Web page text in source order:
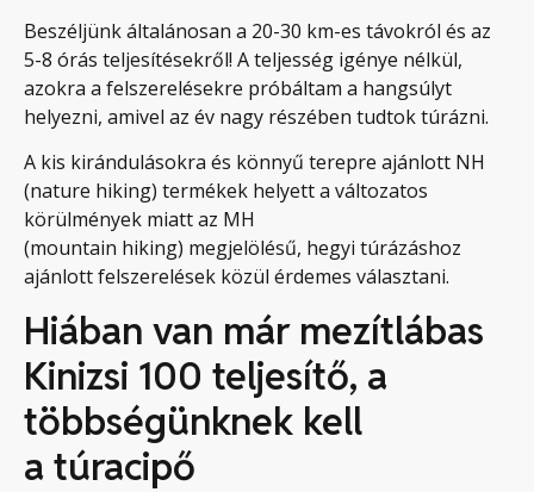
Beszéljünk általánosan a 20-30 km-es távokról és az
5-8 órás teljesítésekről! A teljesség igénye nélkül,
azokra a felszerelésekre próbáltam a hangsúlyt
helyezni, amivel az év nagy részében tudtok túrázni.
A kis kirándulásokra és könnyű terepre ajánlott NH
(nature hiking) termékek helyett a változatos
körülmények miatt az MH
(mountain hiking) megjelölésű, hegyi túrázáshoz
ajánlott felszerelések közül érdemes választani.
Hiában van már mezítlábas
Kinizsi 100 teljesítő, a
többségünknek kell
a túracipő